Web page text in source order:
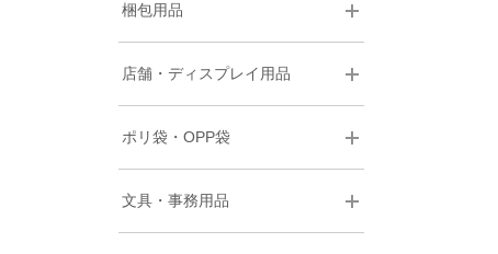
梱包用品
店舗・ディスプレイ用品
ポリ袋・OPP袋
文具・事務用品